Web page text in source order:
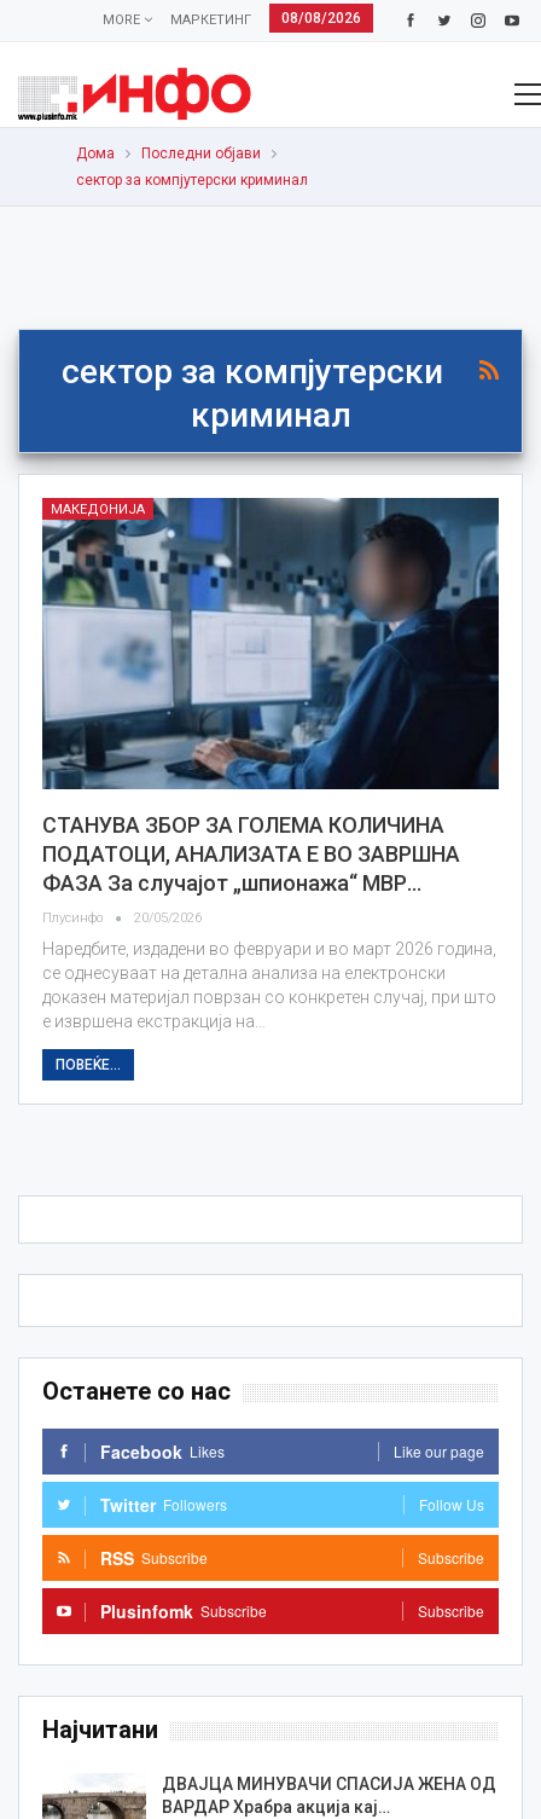
08/08/2026
МАРКЕТИНГ
MORE
Дома
Последни објави
сектор за компјутерски криминал
сектор за компјутерски
криминал
МАКЕДОНИЈА
СТАНУВА ЗБОР ЗА ГОЛЕМА КОЛИЧИНА
ПОДАТОЦИ, АНАЛИЗАТА Е ВО ЗАВРШНА
ФАЗА За случајот „шпионажа“ МВР…
Плусинфо 20/05/2026
Наредбите, издадени во февруари и во март 2026 година,
се однесуваат на детална анализа на електронски
доказен материјал поврзан со конкретен случај, при што
е извршена екстракција на…
ПОВЕЌЕ...
Останете со нас
Facebook Likes Like our page
Twitter Followers Follow Us
RSS Subscribe Subscribe
Plusinfomk Subscribe Subscribe
Најчитани
ДВАЈЦА МИНУВАЧИ СПАСИЈА ЖЕНА ОД
ВАРДАР Храбра акција кај…